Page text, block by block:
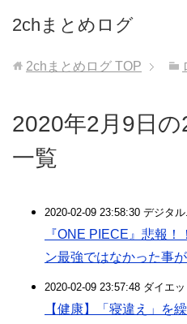
2chまとめログ
2chまとめログ TOP
2020年2月9日
一覧
2020-02-09 23:58:30 デジタ
『ONE PIECE』悲報
ン最強ではなかった事
2020-02-09 23:57:48 ダイエ
【健康】「寝違え」を